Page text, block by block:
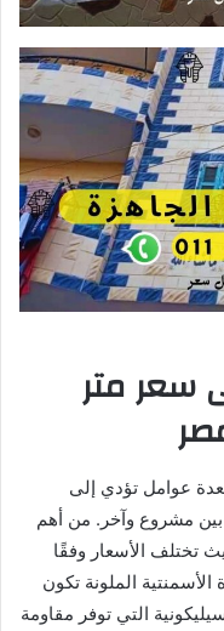
سعر متر
عوامل تؤدي إلى
مشروع وآخر. من أهم
تختلف الأسعار وفقًا
الملونة تكون
التي توفر مقاومة